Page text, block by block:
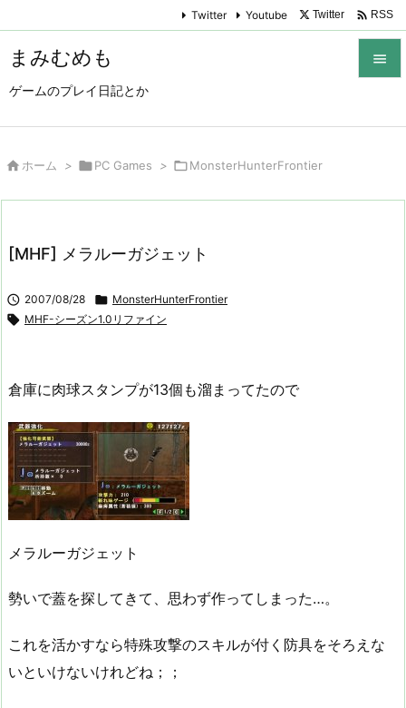
まみむめも
ゲームのプレイ日記とか

Twitter Youtube Twitter  RSS
 ホーム > PC Games > MonsterHunterFrontier
[MHF] メラルーガジェット
 2007/08/28  MonsterHunterFrontier
 MHF-シーズン1.0リファイン
倉庫に肉球スタンプが13個も溜まってたので
メラルーガジェット
勢いで蓋を探してきて、思わず作ってしまった…。
これを活かすなら特殊攻撃のスキルが付く防具をそろえな
いといけないけれどね；；